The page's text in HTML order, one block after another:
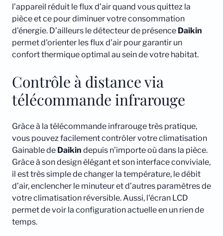
l’appareil réduit le flux d’air quand vous quittez la
pièce et ce pour diminuer votre consommation
d’énergie. D’ailleurs le détecteur de présence Daikin
permet d'orienter les flux d’air pour garantir un
confort thermique optimal au sein de votre habitat.
Contrôle à distance via
télécommande infrarouge
Grâce à la télécommande infrarouge très pratique,
vous pouvez facilement contrôler votre climatisation
Gainable de Daikin depuis n’importe où dans la pièce.
Grâce à son design élégant et son interface conviviale,
il est très simple de changer la température, le débit
d’air, enclencher le minuteur et d’autres paramètres de
votre climatisation réversible. Aussi, l'écran LCD
permet de voir la configuration actuelle en un rien de
temps.